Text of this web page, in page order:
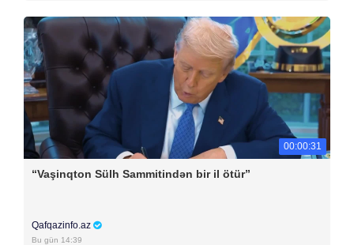
00:00:31
“Vaşinqton Sülh Sammitindən bir il ötür”
Qafqazinfo.az
Bu gün 14:39